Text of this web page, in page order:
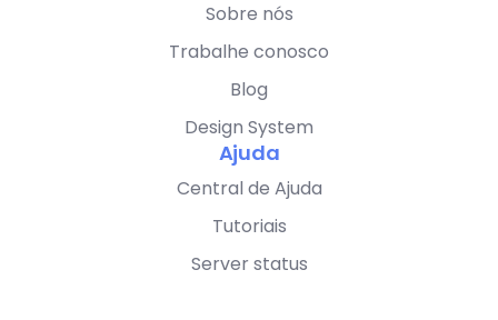
Sobre nós
Trabalhe conosco
Blog
Design System
Ajuda
Central de Ajuda
Tutoriais
Server status